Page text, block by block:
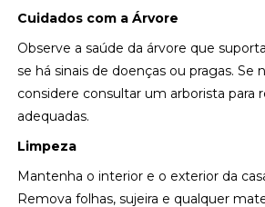
Cuidados com a Árvore
Observe a saúde da árvore que
se há sinais de doenças ou pragas. Se
considere consultar um arborista para
adequadas.
Limpeza
Mantenha o interior e o exterior da
Remova folhas, sujeira e qualquer